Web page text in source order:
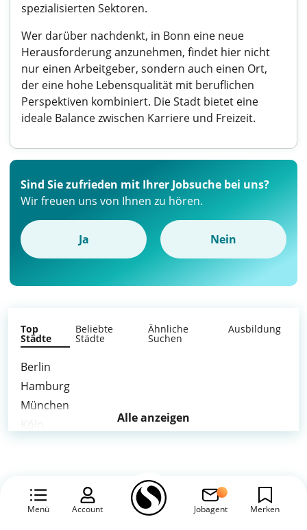
spezialisierten Sektoren.
Wer darüber nachdenkt, in Bonn eine neue
Herausforderung anzunehmen, findet hier nicht
nur einen Arbeitgeber, sondern auch einen Ort,
der eine hohe Lebensqualität mit beruflichen
Perspektiven kombiniert. Die Stadt bietet eine
ideale Balance zwischen Karriere und Freizeit.
Menü Account Jobagent Merken
Sind Sie zufrieden mit Ihrer Jobsuche bei uns?
Wir freuen uns von Ihnen zu hören.
Ja Nein
Top
Städte
Beliebte
Städte
Ähnliche
Suchen
Ausbildung
Berlin
Hamburg
München
Leipzig
Alle anzeigen